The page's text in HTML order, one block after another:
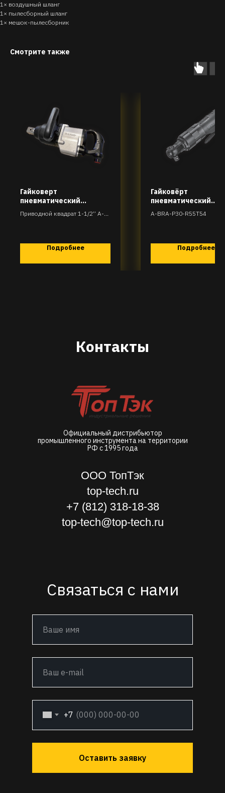
1× воздушный шланг
1× пылесборный шланг
1× мешок-пылесборник
Смотрите также
Гайковерт
пневматический
ударный
Приводной квадрат 1-1/2’’ A-
Подробнее
Гайковёрт
пневматический
типа (10 мм)
A-BRA-P30-R55T54
Подробнее
Контакты
+7
Оставить заявку
ООО ТопТэк
top-tech.ru
+7 (812) 318-18-38
top-tech@top-tech.ru
Официальный дистрибьютор
промышленного инструмента на территории
РФ с 1995 года
Связаться с нами